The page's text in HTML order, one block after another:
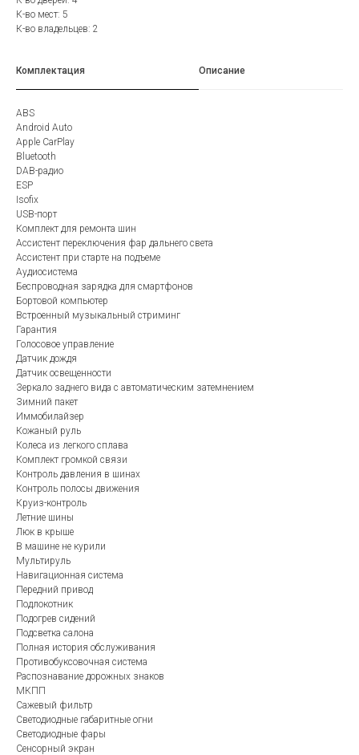
К-во мест: 5
К-во владельцев: 2
Комплектация Описание
ABS
Android Auto
Apple CarPlay
Bluetooth
DAB-радио
ESP
Isofix
USB-порт
Комплект для ремонта шин
Ассистент переключения фар дальнего света
Ассистент при старте на подъеме
Аудиосистема
Беспроводная зарядка для смартфонов
Бортовой компьютер
Встроенный музыкальный стриминг
Гарантия
Голосовое управление
Датчик дождя
Датчик освещенности
Зеркало заднего вида с автоматическим затемнением
Зимний пакет
Иммобилайзер
Кожаный руль
Колеса из легкого сплава
Комплект громкой связи
Контроль давления в шинах
Контроль полосы движения
Круиз-контроль
Летние шины
Люк в крыше
В машине не курили
Мультируль
Навигационная система
Передний привод
Подлокотник
Подогрев сидений
Подсветка салона
Полная история обслуживания
Противобуксовочная система
Распознавание дорожных знаков
МКПП
Сажевый фильтр
Светодиодные габаритные огни
Светодиодные фары
Сенсорный экран